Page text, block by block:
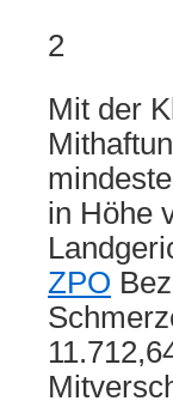
2
Mit der
in Höhe
ZPO